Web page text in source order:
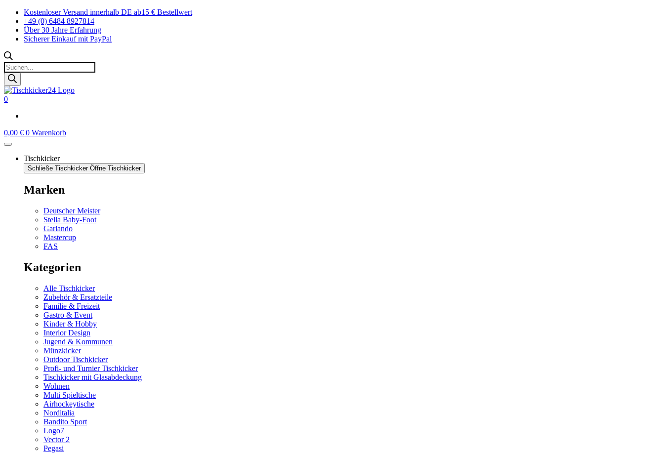
Zum
Inhalt
springen
Kostenloser Versand innerhalb DE ab15 € Bestellwert
+49 (0) 6484 8927814
Über 30 Jahre Erfahrung
Sicherer Einkauf mit PayPal
Products
search
0
0,00 € 0 Warenkorb
Tischkicker
Schließe Tischkicker Öffne Tischkicker
Marken
Deutscher Meister
Stella Baby-Foot
Garlando
Mastercup
FAS
Kategorien
Alle Tischkicker
Zubehör & Ersatzteile
Familie & Freizeit
Gastro & Event
Kinder & Hobby
Interior Design
Jugend & Kommunen
Münzkicker
Outdoor Tischkicker
Profi- und Turnier Tischkicker
Tischkicker mit Glasabdeckung
Wohnen
Multi Spieltische
Airhockeytische
Norditalia
Bandito Sport
Logo7
Vector 2
Pegasi